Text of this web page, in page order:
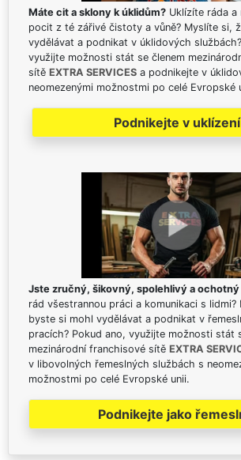
Máte cit a sklony k úklidům? Uklízíte ráda
pocit z té zářivé čistoty a vůně? Myslíte si,
vydělávat a podnikat v úklidových
využijte možnosti stát se členem
sítě EXTRA SERVICES a podnikejte v
neomezenými možnostmi po celé Evropské
Podnikejte v uklízení
Jste zručný, šikovný, spolehlivý a
rád všestrannou práci a komunikaci s lidmi?
byste si mohl vydělávat a podnikat v
pracích? Pokud ano, využijte možnosti stát
mezinárodní franchisové sítě EXTRA
v libovolných řemeslných službách s
možnostmi po celé Evropské unii.
Podnikejte jako